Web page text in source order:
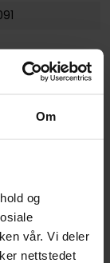
Om
og
vår. Vi deler
nettstedet